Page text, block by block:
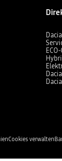
Cookies verwalten